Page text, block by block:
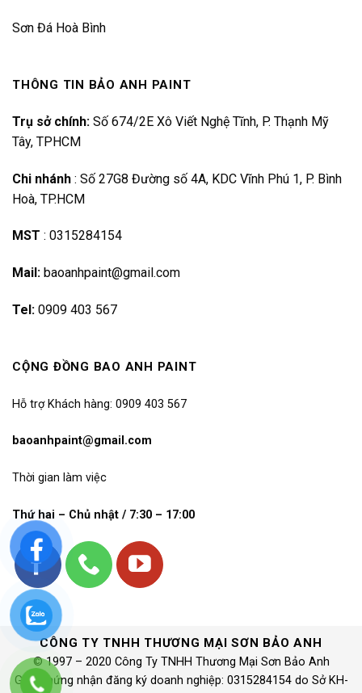
Sơn Đá Hoà Bình
THÔNG TIN BẢO ANH PAINT
Trụ sở chính: Số 674/2E Xô Viết Nghệ Tĩnh, P. Thạnh Mỹ
Tây, TPHCM
Chi nhánh : Số 27G8 Đường số 4A, KDC Vĩnh Phú 1, P. Bình
Hoà, TP.HCM
MST : 0315284154
Mail: baoanhpaint@gmail.com
Tel: 0909 403 567
CỘNG ĐỒNG BAO ANH PAINT
Hỗ trợ Khách hàng: 0909 403 567
baoanhpaint@gmail.com
Thời gian làm việc
Thứ hai – Chủ nhật / 7:30 – 17:00
CÔNG TY TNHH THƯƠNG MẠI SƠN BẢO ANH
© 1997 – 2020 Công Ty TNHH Thương Mại Sơn Bảo Anh
Giấy chứng nhận đăng ký doanh nghiệp: 0315284154 do Sở KH-